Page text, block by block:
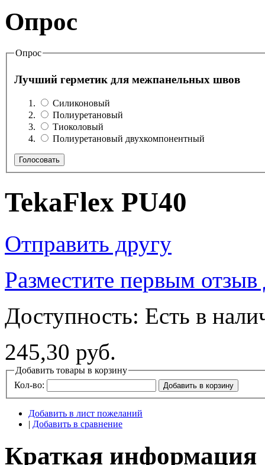
Опрос
Опрос
Лучший герметик для межпанельных швов
Силиконовый
Полиуретановый
Тиоколовый
Полиуретановый двухкомпонентный
Голосовать
TekaFlex PU40
Отправить другу
Разместите первым отзыв
Доступность: Есть в
245,30 руб.
Добавить товары в корзину
Кол-во:
Добавить в корзину
Добавить в лист пожеланий
| Добавить в сравнение
Краткая информация